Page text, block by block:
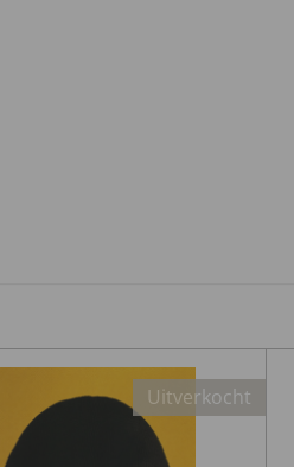
Uitverkocht